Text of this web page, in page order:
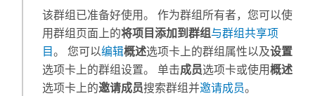
该群组已准备好使用。 作为群组所有者，您可以使
用群组页面上的将项目添加到群组 与群组共享项
目 。 您可以编辑概述选项卡上的群组属性以及设置
选项卡上的群组设置。 单击成员选项卡或使用概述
选项卡上的邀请成员搜索群组并邀请成员。